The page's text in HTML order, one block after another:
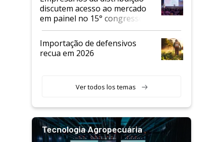
discutem acesso ao mercado
em painel no 15° congresso
Andav
Importação de defensivos
recua em 2026
Ver todos los temas
Tecnologia Agropecuária